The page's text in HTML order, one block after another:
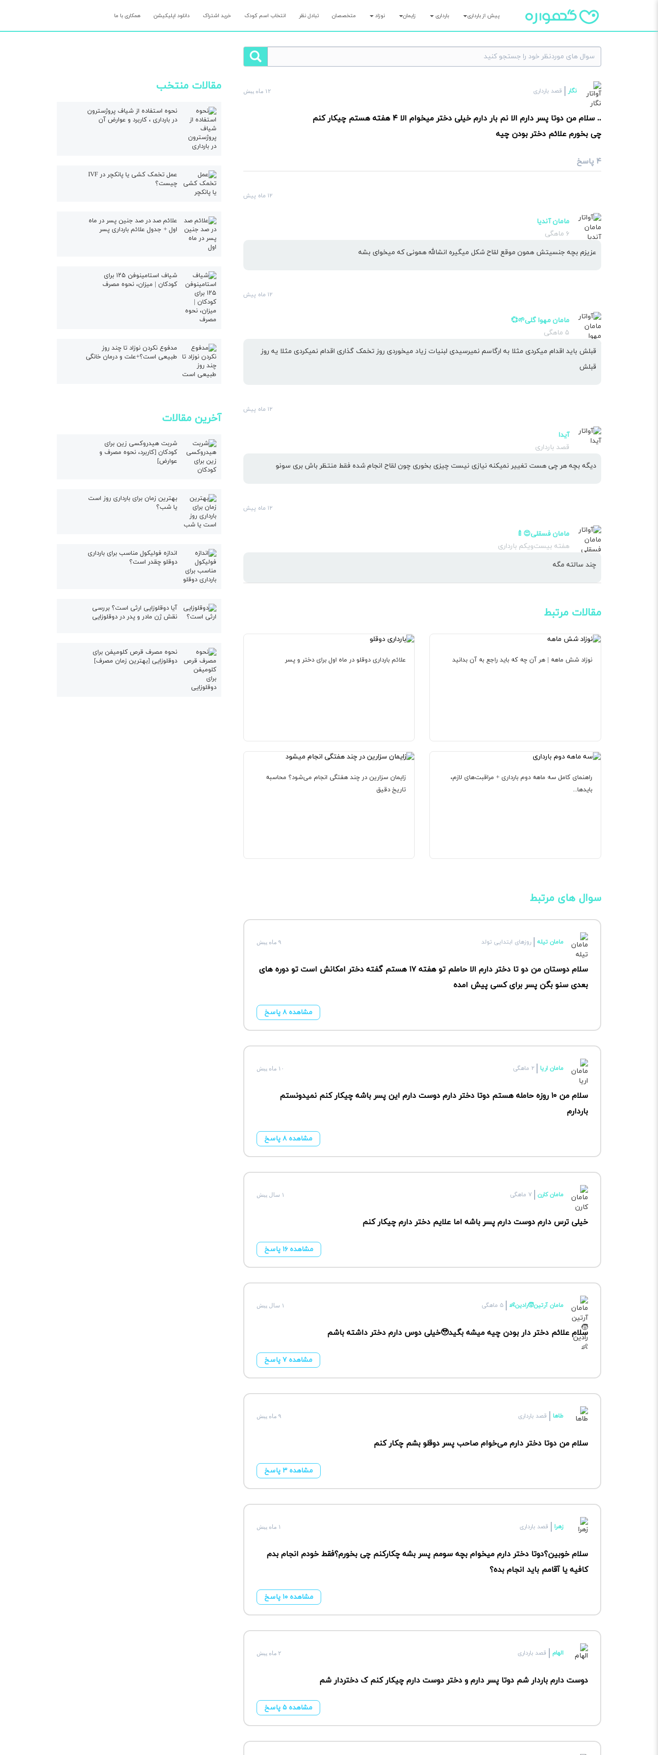
پیش از بارداری بارداری زایمان نوزاد متخصصان تبادل نظر انتخاب اسم کودک خرید اشتراک دانلود اپلیکیشن همکاری با ما
نگار قصد بارداری ۱۲ ماه پیش
.. سلام من دوتا پسر دارم الا نم بار دارم خیلی دختر میخوام الا ۴ هفته هستم چیکار کنم
چی بخورم علائم دختر بودن چیه
۴ پاسخ
۱۲ ماه پیش
مامان آندیا
۶ ماهگی
عزیزم بچه جنسیتش همون موقع لقاح شکل میگیره انشالله همونی که میخوای بشه
۱۲ ماه پیش
مامان مهوا گلی🌱💞
۵ ماهگی
قبلش باید اقدام میکردی مثلا به ارگاسم نمیرسیدی لبنیات زیاد میخوردی روز تخمک گذاری اقدام نمیکردی مثلا یه روز
قبلش
۱۲ ماه پیش
آیدا
قصد بارداری
دیگه بچه هر چی هست تغییر نمیکنه نیازی نیست چیزی بخوری چون لقاح انجام شده فقط منتظر باش بری سونو
۱۲ ماه پیش
مامان فسقلی😍🍼
هفته بیست‌ویکم بارداری
چند سالته مگه
مقالات مرتبط
علائم بارداری دوقلو در ماه اول برای دختر و پسر نوزاد شش ماهه | هر آن چه که باید راجع به آن بدانید
زایمان سزارین در چند هفتگی انجام می‌شود؟ محاسبه
تاریخ دقیق
راهنمای کامل سه ماهه دوم بارداری + مراقبت‌های لازم،
بایدها...
سوال های مرتبط
مامان تیله روزهای ابتدایی تولد ۹ ماه پیش
سلام دوستان من دو تا دختر دارم الا حاملم تو هفته ۱۷ هستم گفته دختر امکانش است تو دوره های
بعدی سنو بگن پسر برای کسی پیش امده
مشاهده ۸ پاسخ
مامان اریا ۲ ماهگی ۱۰ ماه پیش
سلام من ۱۰ روزه حامله هستم دوتا دختر دارم دوست دارم این پسر باشه چیکار کنم نمیدونستم
باردارم
مشاهده ۸ پاسخ
مامان کارن ۷ ماهگی ۱ سال پیش
خیلی ترس دارم دوست دارم پسر باشه اما علایم دختر دارم چیکار کنم
مشاهده ۱۶ پاسخ
مامان آرتین🧒رادین👶 ۵ ماهگی ۱ سال پیش
سلام علائم دختر دار بودن چیه میشه بگید🥹خیلی دوس دارم دختر داشته باشم
مشاهده ۷ پاسخ
طاها قصد بارداری ۹ ماه پیش
سلام من دوتا دختر دارم می‌خوام صاحب پسر دوقلو بشم چکار کنم
مشاهده ۳ پاسخ
زهرا قصد بارداری ۱ ماه پیش
سلام خوبین؟دوتا دختر دارم میخوام بچه سومم پسر بشه چکارکنم چی بخورم؟فقط خودم انجام بدم
کافیه یا آقامم باید انجام بده؟
مشاهده ۱۰ پاسخ
الهام قصد بارداری ۲ ماه پیش
دوست دارم باردار شم دوتا پسر دارم و دختر دوست دارم چیکار کنم ک دختردار شم
مشاهده ۵ پاسخ
مقالات منتخب
نحوه استفاده از شیاف پروژسترون
در بارداری ، کاربرد و عوارض آن
عمل تخمک کشی یا پانکچر در IVF
چیست؟
علائم صد در صد جنین پسر در ماه
اول + جدول علائم بارداری پسر
شیاف استامینوفن ۱۲۵ برای
کودکان | میزان، نحوه مصرف
مدفوع نکردن نوزاد تا چند روز
طبیعی است؟+علت و درمان خانگی
آخرین مقالات
شربت هیدروکسی زین برای
کودکان [کاربرد، نحوه مصرف و
عوارض]
بهترین زمان برای بارداری روز است
یا شب؟
اندازه فولیکول مناسب برای بارداری
دوقلو چقدر است؟
آیا دوقلوزایی ارثی است؟ بررسی
نقش ژن مادر و پدر در دوقلوزایی
نحوه مصرف قرص کلومیفن برای
دوقلوزایی [بهترین زمان مصرف]
×
ارسال